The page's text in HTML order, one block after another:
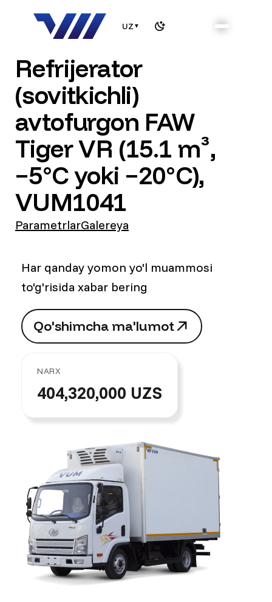
UZ ▼
Refrijerator
(sovitkichli)
avtofurgon FAW
Tiger VR (15.1 m³,
−5°C yoki −20°C),
VUM1041
ParametrlarGalereya
Har qanday yomon yo'l muammosi
to'g'risida xabar bering
Qo'shimcha ma'lumot
Qo'shimchama'lumot
NARX
404,320,000 UZS